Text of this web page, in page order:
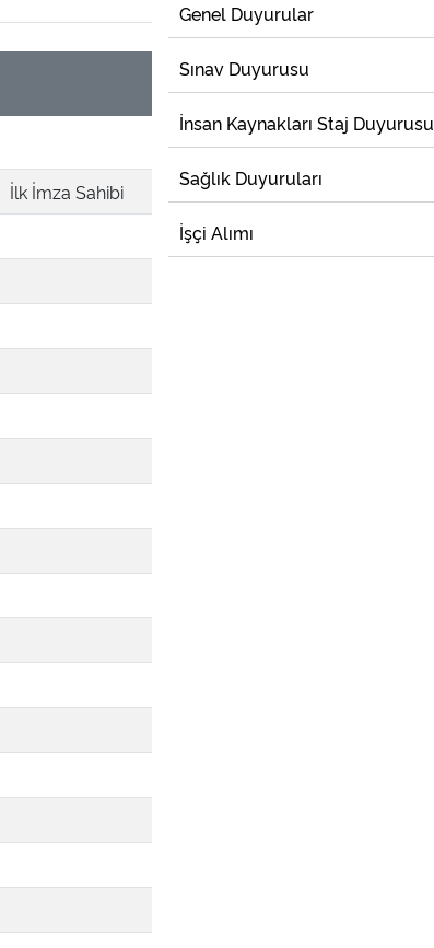
İlk İmza Sahibi
Genel Duyurular
Sınav Duyurusu
İnsan Kaynakları Staj Duyurusu
Sağlık Duyuruları
İşçi Alımı